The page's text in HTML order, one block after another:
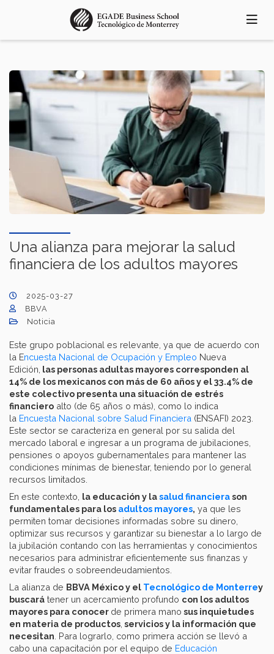
principal
Una alianza para mejorar la salud
financiera de los adultos mayores
2025-03-27
BBVA
Noticia
Este grupo poblacional es relevante, ya que de acuerdo con
la Encuesta Nacional de Ocupación y Empleo Nueva
Edición, las personas adultas mayores corresponden al
14% de los mexicanos con más de 60 años y el 33.4% de
este colectivo presenta una situación de estrés
financiero alto (de 65 años o más), como lo indica
la Encuesta Nacional sobre Salud Financiera (ENSAFI) 2023.
Este sector se caracteriza en general por su salida del
mercado laboral e ingresar a un programa de jubilaciones,
pensiones o apoyos gubernamentales para mantener las
condiciones mínimas de bienestar, teniendo por lo general
recursos limitados.
En este contexto, la educación y lasalud financierason
fundamentales para los adultos mayores, ya que les
permiten tomar decisiones informadas sobre su dinero,
optimizar sus recursos y garantizar su bienestar a lo largo de
la jubilación contando con las herramientas y conocimientos
necesarios para administrar eficientemente sus finanzas y
evitar fraudes o sobreendeudamientos.
La alianza de BBVA México y el Tecnológico de Monterrey
buscará tener un acercamiento profundo con los adultos
mayores para conocer de primera mano sus inquietudes
en materia de productos servicios y la información que
necesitan . Para lograrlo, como primera acción se llevó a
cabo una capacitación por el equipo de Educación